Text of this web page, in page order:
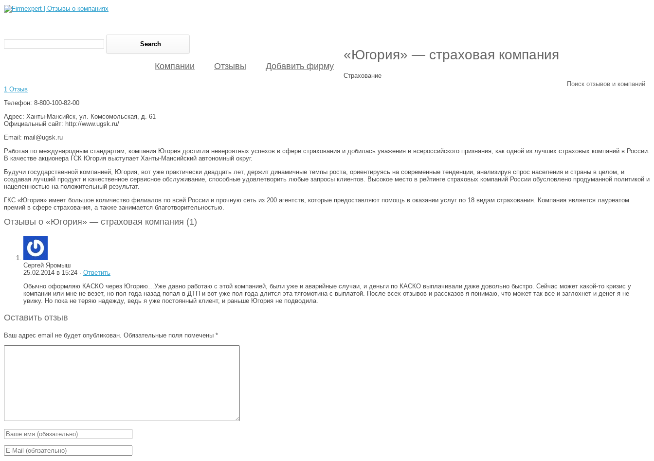
Поиск отзывов и компаний
Компании Отзывы Добавить фирму
«Югория» — страховая компания
Страхование
1 Отзыв
Телефон: 8-800-100-82-00
Адрес: Ханты-Мансийск, ул. Комсомольская, д. 61
Официальный сайт: http://www.ugsk.ru/
Email: mail@ugsk.ru
Работая по международным стандартам, компания Югория достигла невероятных успехов в сфере страхования и добилась уважения и всероссийского признания, как одной из лучших страховых компаний в России.
В качестве акционера ГСК Югория выступает Ханты-Мансийский автономный округ.
Будучи государственной компанией, Югория, вот уже практически двадцать лет, держит динамичные темпы роста, ориентируясь на современные тенденции, анализируя спрос населения и страны в целом, и
создавая лучший продукт и качественное сервисное обслуживание, способные удовлетворить любые запросы клиентов. Высокое место в рейтинге страховых компаний России обусловлено продуманной политикой и
нацеленностью на положительный результат.
ГКС «Югория» имеет большое количество филиалов по всей России и прочную сеть из 200 агентств, которые предоставляют помощь в оказании услуг по 18 видам страхования. Компания является лауреатом
премий в сфере страхования, а также занимается благотворительностью.
Отзывы о «Югория» — страховая компания (1)
Сергей Яромыш
25.02.2014 в 15:24 · Ответить
Обычно оформляю КАСКО через Югорию…Уже давно работаю с этой компанией, были уже и аварийные случаи, и деньги по КАСКО выплачивали даже довольно быстро. Сейчас может какой-то кризис у
компании или мне не везет, но пол года назад попал в ДТП и вот уже пол года длится эта тягомотина с выплатой. После всех отзывов и рассказов я понимаю, что может так все и заглохнет и денег я не
увижу. Но пока не теряю надежду, ведь я уже постоянный клиент, и раньше Югория не подводила.
Оставить отзыв
Ваш адрес email не будет опубликован. Обязательные поля помечены *